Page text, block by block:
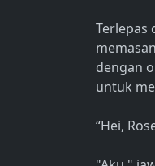
Terlepas
dengan
untuk
“Hei,